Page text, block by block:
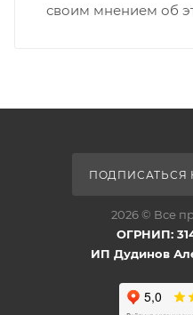
своим мнением об
ПОДПИСАТЬСЯ
2026 © Все
ОГРНИП:
ИП Дудинов